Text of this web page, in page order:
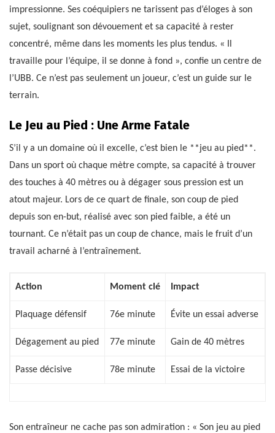
impressionne. Ses coéquipiers ne tarissent pas d’éloges à son
sujet, soulignant son dévouement et sa capacité à rester
concentré, même dans les moments les plus tendus. « Il
travaille pour l’équipe, il se donne à fond », confie un centre de
l’UBB. Ce n’est pas seulement un joueur, c’est un guide sur le
terrain.
Le Jeu au Pied : Une Arme Fatale
S’il y a un domaine où il excelle, c’est bien le **jeu au pied**.
Dans un sport où chaque mètre compte, sa capacité à trouver
des touches à 40 mètres ou à dégager sous pression est un
atout majeur. Lors de ce quart de finale, son coup de pied
depuis son en-but, réalisé avec son pied faible, a été un
tournant. Ce n’était pas un coup de chance, mais le fruit d’un
travail acharné à l’entraînement.
Action Moment clé Impact
Plaquage défensif 76e minute Évite un essai adverse
Dégagement au pied 77e minute Gain de 40 mètres
Passe décisive 78e minute Essai de la victoire
Son entraîneur ne cache pas son admiration : « Son jeu au pied